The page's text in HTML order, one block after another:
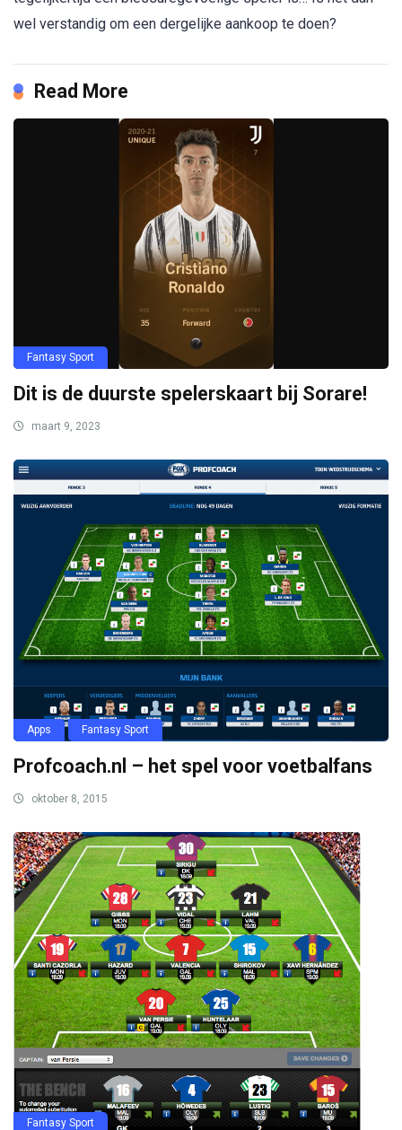
wel verstandig om een dergelijke aankoop te doen?
Read More
Fantasy Sport
Dit is de duurste spelerskaart bij Sorare!
maart 9, 2023
Apps Fantasy Sport
Profcoach.nl – het spel voor voetbalfans
oktober 8, 2015
Fantasy Sport